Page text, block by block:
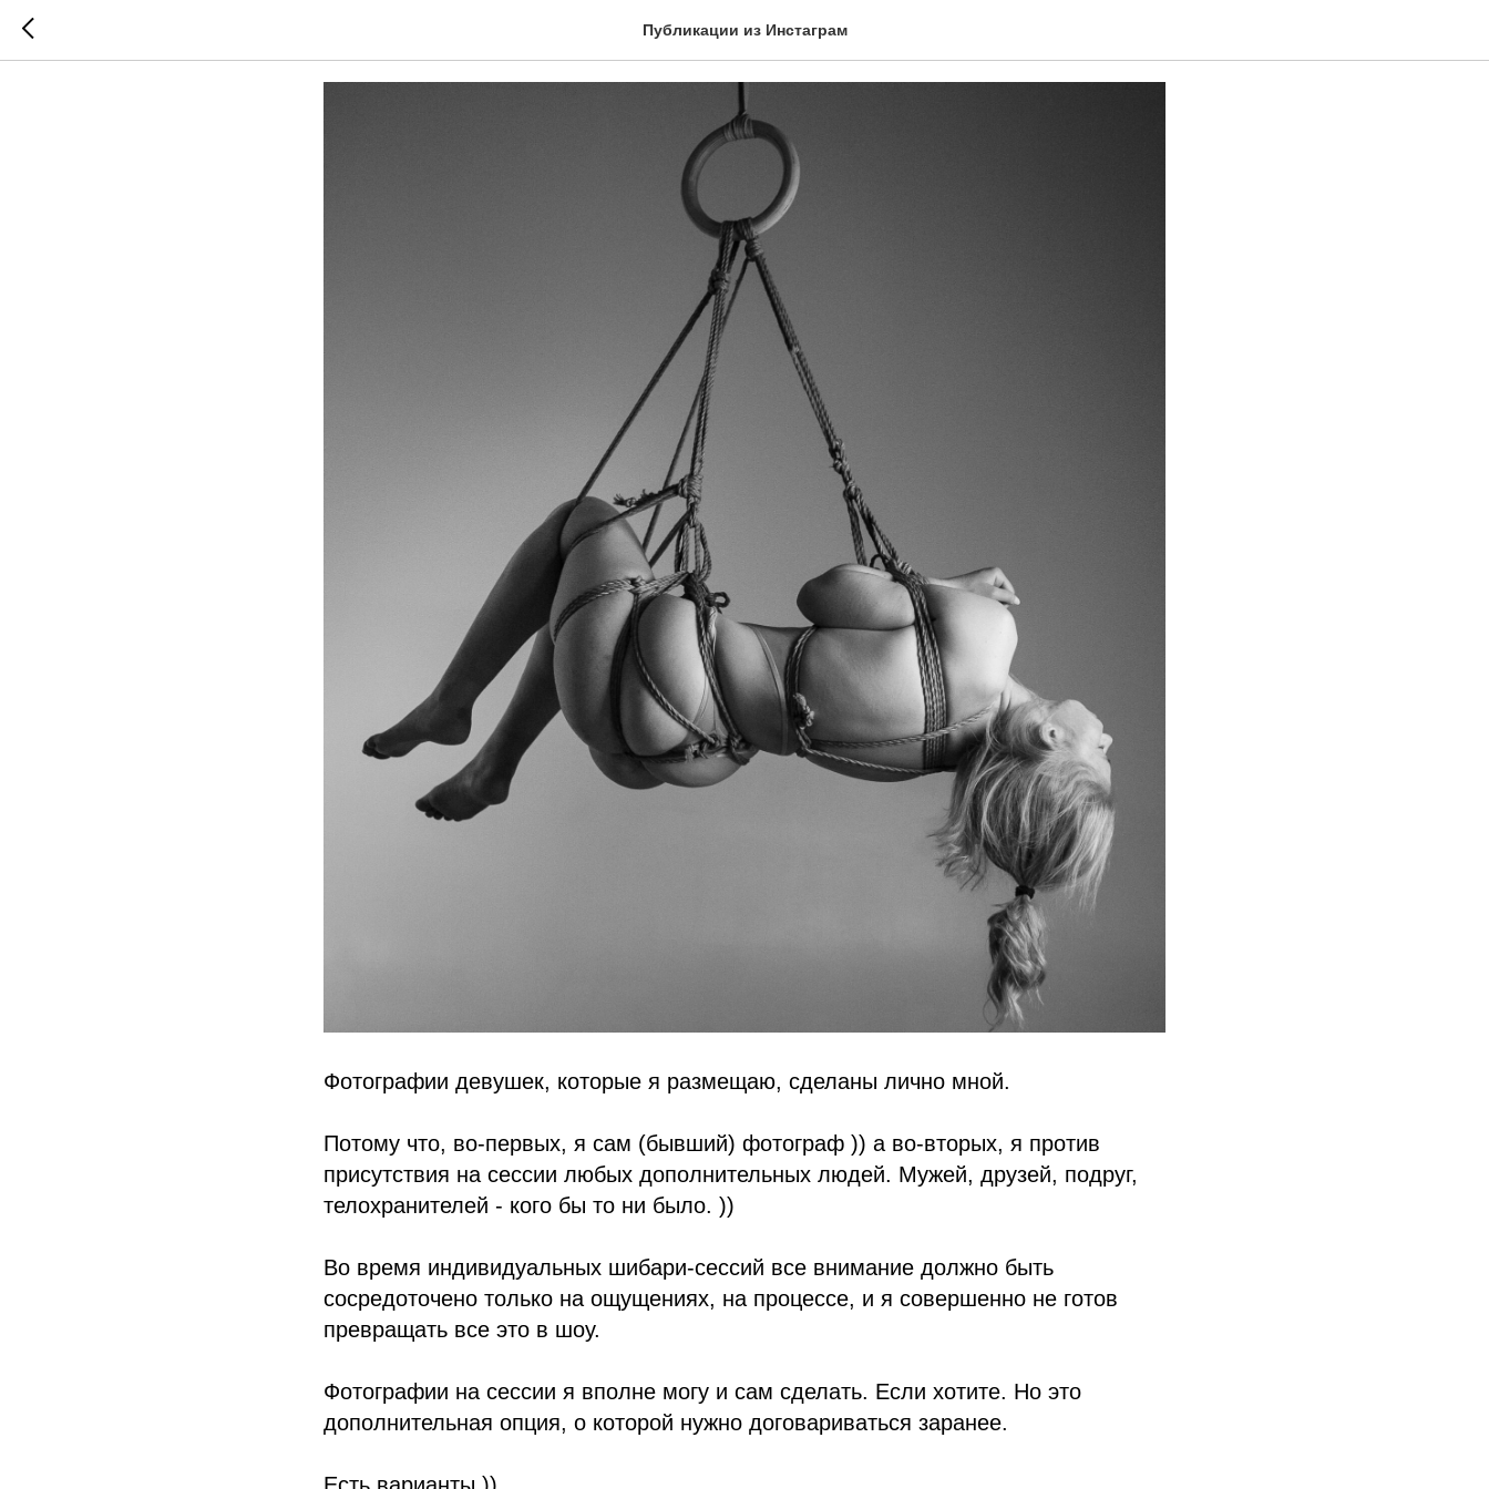
Публикации из Инстаграм
Фото во время сессии шибари
Фотографии девушек, которые я размещаю, сделаны лично мной.
Потому что, во-первых, я сам (бывший) фотограф )) а во-вторых, я против
присутствия на сессии любых дополнительных людей. Мужей, друзей, подруг,
телохранителей - кого бы то ни было. ))
Во время индивидуальных шибари-сессий все внимание должно быть
сосредоточено только на ощущениях, на процессе, и я совершенно не готов
превращать все это в шоу.
Фотографии на сессии я вполне могу и сам сделать. Если хотите. Но это
дополнительная опция, о которой нужно договариваться заранее.